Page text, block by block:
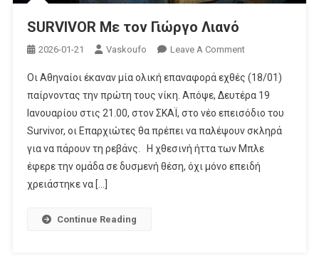
SURVIVOR Με τον Γιώργο Λιανό
2026-01-21 Vaskoufo Leave A CommentOn
Με
Τον
Γιώργο
Λιανό
Οι Αθηναίοι έκαναν μία ολική επαναφορά εχθές (18/01)
παίρνοντας την πρώτη τους νίκη. Απόψε, Δευτέρα 19
Ιανουαρίου στις 21.00, στον ΣΚΑΪ, στο νέο επεισόδιο του
Survivor, οι Επαρχιώτες θα πρέπει να παλέψουν σκληρά
για να πάρουν τη ρεβάνς. Η χθεσινή ήττα των Μπλε
έφερε την ομάδα σε δυσμενή θέση, όχι μόνο επειδή
χρειάστηκε να […]
Continue Reading